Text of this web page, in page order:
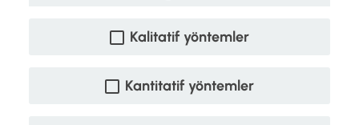
Kalitatif yöntemler
Kantitatif yöntemler